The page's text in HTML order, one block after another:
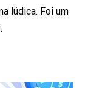
lúdica. Foi um